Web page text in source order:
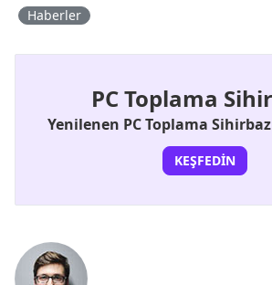
Haberler
PC Toplama
Yenilenen PC Toplama
KEŞFEDIN